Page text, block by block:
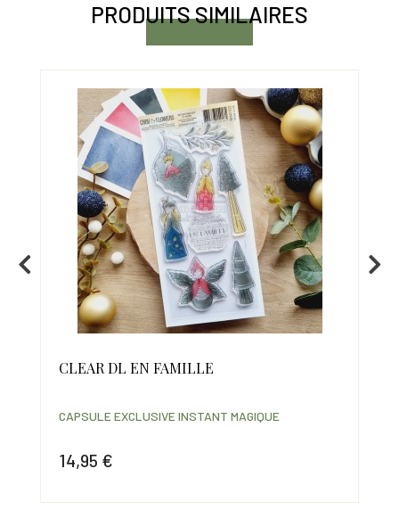
PRODUITS SIMILAIRES
CLEAR DL EN FAMILLE
14,95 €
CAPSULE EXCLUSIVE INSTANT MAGIQUE